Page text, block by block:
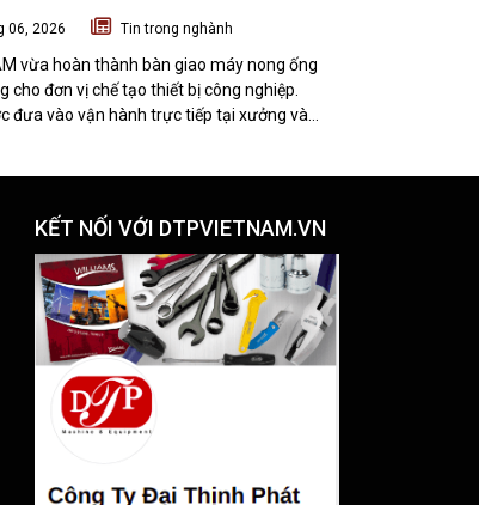
SUBZERO CHO ĐƠN VỊ CHẾ TẠO THIẾT
06, 2026 Tin trong nghành
vừa hoàn thành bàn giao máy nong ống
cho đơn vị chế tạo thiết bị công nghiệp.
đưa vào vận hành trực tiếp tại xưởng và
KẾT NỐI VỚI DTPVIETNAM.VN